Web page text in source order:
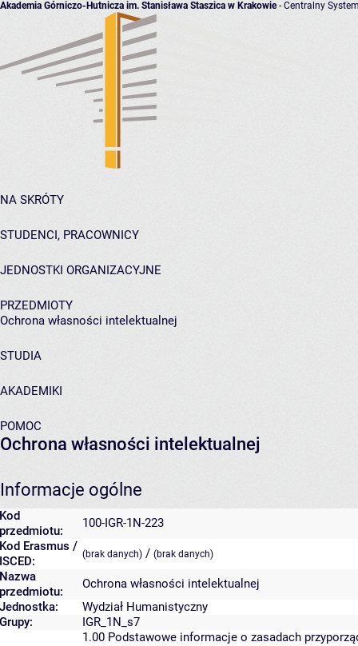
Akademia Górniczo-Hutnicza im. Stanisława Staszica w Krakowie- Centralny
NA SKRÓTY
STUDENCI, PRACOWNICY
JEDNOSTKI ORGANIZACYJNE
PRZEDMIOTY
Ochrona własności intelektualnej
STUDIA
AKADEMIKI
POMOC
Ochrona własności intelektualnej
Informacje ogólne
Kod
przedmiotu:
100-IGR-1N-223
Kod Erasmus /
ISCED:
(brak danych) / (brak danych)
Nazwa
przedmiotu:
Ochrona własności intelektualnej
Jednostka:
Wydział Humanistyczny
Grupy:
IGR_1N_s7
1.00 Podstawowe informacje o zasadach